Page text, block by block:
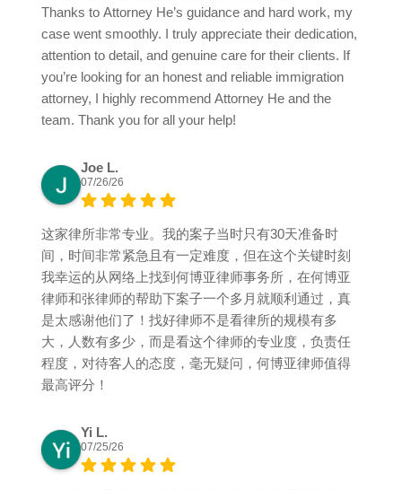
Thanks to Attorney He’s guidance and hard work, my
case went smoothly. I truly appreciate their dedication,
attention to detail, and genuine care for their clients. If
you’re looking for an honest and reliable immigration
attorney, I highly recommend Attorney He and the
team. Thank you for all your help!
Joe L.
07/26/26
这家律所非常专业。我的案子当时只有30天准备时
间，时间非常紧急且有一定难度，但在这个关键时刻
我幸运的从网络上找到何博亚律师事务所，在何博亚
律师和张律师的帮助下案子一个多月就顺利通过，真
是太感谢他们了！找好律师不是看律所的规模有多
大，人数有多少，而是看这个律师的专业度，负责任
程度，对待客人的态度，毫无疑问，何博亚律师值得
最高评分！
Yi L.
07/25/26